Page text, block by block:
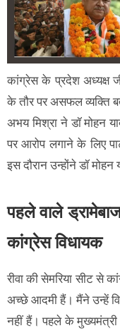
कांग्रेस के प्रदेश अध्यक्ष
के तौर पर असफल व्यक्ति
अभय मिश्रा ने डॉ मोहन
पर आरोप लगाने के लिए
इस दौरान उन्होंने डॉ
पहले वाले
कांग्रेस विधायक
रीवा की सेमरिया सीट से
अच्छे आदमी हैं। मैंने उन्हें
नहीं हैं। पहले के मुख्यमंत्री